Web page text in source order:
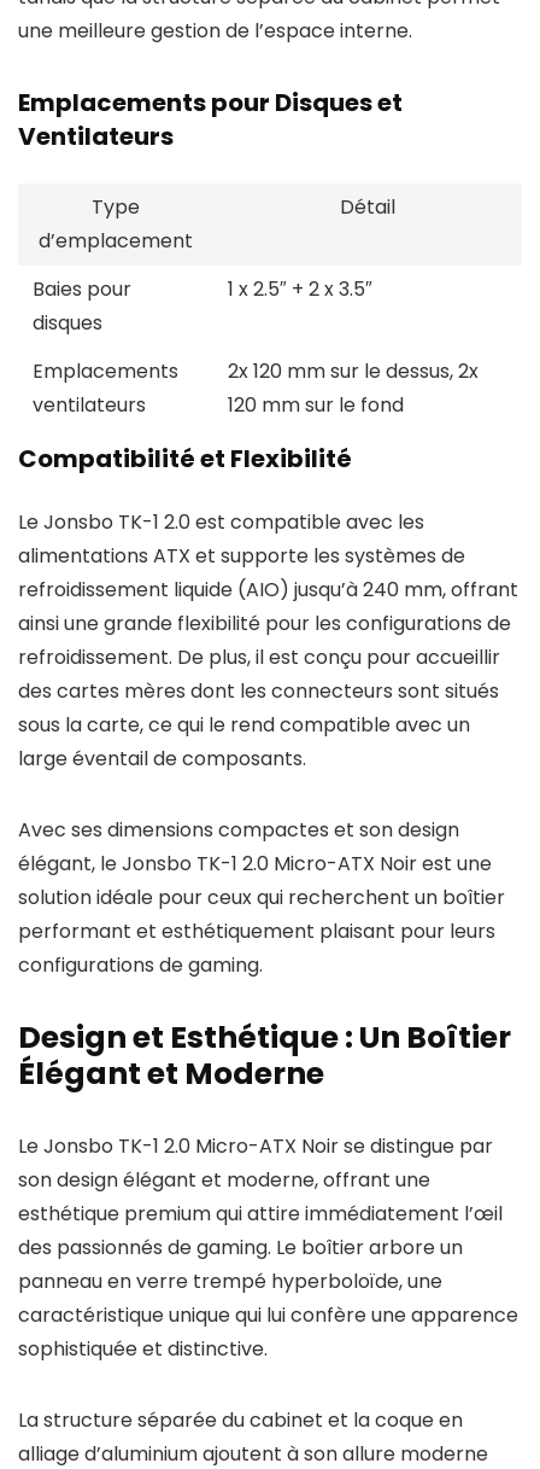
une meilleure gestion de l’espace interne.
Emplacements pour Disques et
Ventilateurs
Type
d’emplacement
Détail
Baies pour
disques
1 x 2.5″ + 2 x 3.5″
Emplacements
ventilateurs
2x 120 mm sur le dessus, 2x
120 mm sur le fond
Compatibilité et Flexibilité
Le Jonsbo TK-1 2.0 est compatible avec les
alimentations ATX et supporte les systèmes de
refroidissement liquide (AIO) jusqu’à 240 mm, offrant
ainsi une grande flexibilité pour les configurations de
refroidissement. De plus, il est conçu pour accueillir
des cartes mères dont les connecteurs sont situés
sous la carte, ce qui le rend compatible avec un
large éventail de composants.
Avec ses dimensions compactes et son design
élégant, le Jonsbo TK-1 2.0 Micro-ATX Noir est une
solution idéale pour ceux qui recherchent un boîtier
performant et esthétiquement plaisant pour leurs
configurations de gaming.
Design et Esthétique : Un Boîtier
Élégant et Moderne
Le Jonsbo TK-1 2.0 Micro-ATX Noir se distingue par
son design élégant et moderne, offrant une
esthétique premium qui attire immédiatement l’œil
des passionnés de gaming. Le boîtier arbore un
panneau en verre trempé hyperboloïde, une
caractéristique unique qui lui confère une apparence
sophistiquée et distinctive.
La structure séparée du cabinet et la coque en
alliage d’aluminium ajoutent à son allure moderne